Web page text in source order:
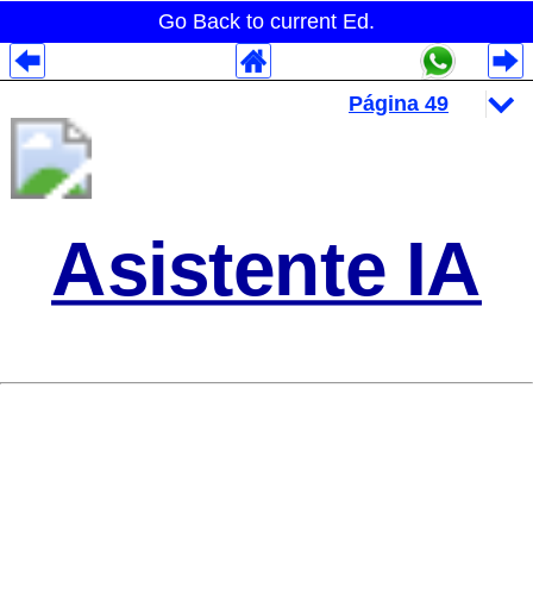
Go Back to current Ed.
Asistente IA
Despliegues Analytics
Despliegues Totales
Despliegues por Rubros